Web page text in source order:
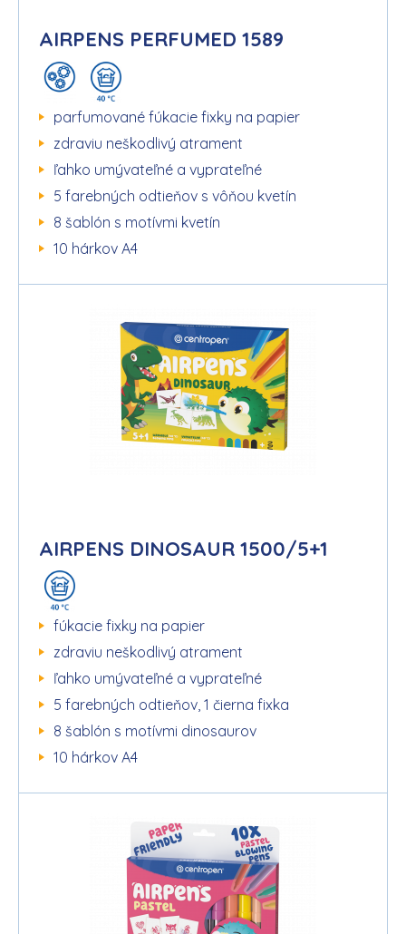
AIRPENS PERFUMED 1589
parfumované fúkacie fixky na papier
zdraviu neškodlivý atrament
ľahko umývateľné a vyprateľné
5 farebných odtieňov s vôňou kvetín
8 šablón s motívmi kvetín
10 hárkov A4
AIRPENS DINOSAUR 1500/5+1
fúkacie fixky na papier
zdraviu neškodlivý atrament
ľahko umývateľné a vyprateľné
5 farebných odtieňov, 1 čierna fixka
8 šablón s motívmi dinosaurov
10 hárkov A4